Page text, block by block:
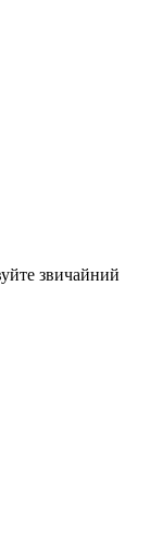
звичайний